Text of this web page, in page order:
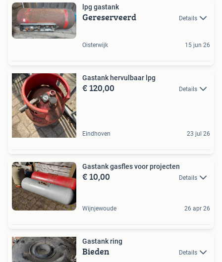
lpg gastank
Gereserveerd Details
Oisterwijk 15 jun 26
Gastank hervulbaar lpg
€ 120,00 Details
Eindhoven 23 jul 26
Gastank gasfles voor projecten
€ 10,00 Details
Wijnjewoude 26 apr 26
Gastank ring
Bieden Details